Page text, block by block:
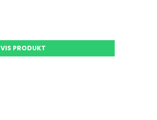
VIS PRODUKT